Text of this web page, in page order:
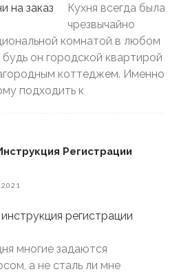
Кухня всегда была
чрезвычайно
комнатой в любом
он городской квартирой
коттеджем. Именно
подходить к
Регистрации
многие задаются
а не сталь ли мне